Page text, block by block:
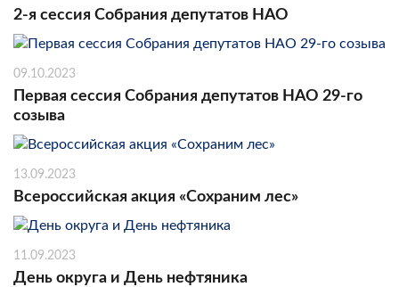
2-я сессия Собрания депутатов НАО
09.10.2023
Первая сессия Собрания депутатов НАО 29-го
созыва
13.09.2023
Всероссийская акция «Сохраним лес»
11.09.2023
День округа и День нефтяника